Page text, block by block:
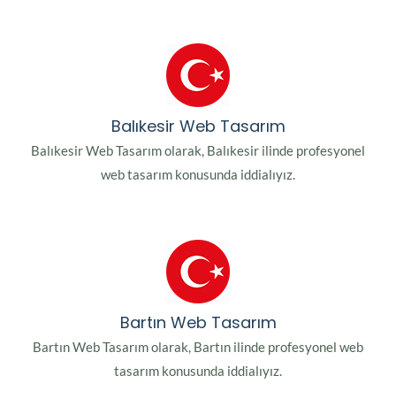
Balıkesir Web Tasarım
Balıkesir Web Tasarım olarak, Balıkesir ilinde profesyonel
web tasarım konusunda iddialıyız.
Bartın Web Tasarım
Bartın Web Tasarım olarak, Bartın ilinde profesyonel web
tasarım konusunda iddialıyız.